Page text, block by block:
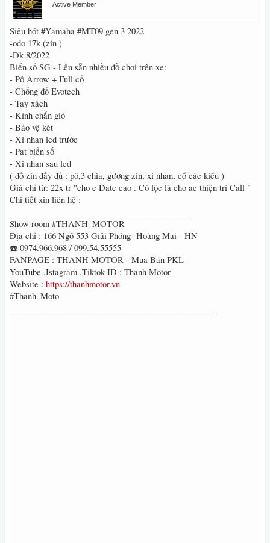
Active Member
Siêu hót #Yamaha #MT09 gen 3 2022
-odo 17k (zin )
-Đk 8/2022
Biển số SG - Lên sẵn nhiều đồ chơi trên xe:
- Pô Arrow + Full cổ
- Chống đổ Evotech
- Tay xách
- Kính chắn gió
- Bảo vệ két
- Xi nhan led trước
- Pat biển số
- Xi nhan sau led
( đồ zin đầy đủ : pô,3 chìa, gương zin, xi nhan, cổ các kiểu )
Giá chỉ từ: 22x tr "cho e Date cao . Có lộc lá cho ae thiện trí Call "
Chi tiết xin liên hệ :
Show room #THANH_MOTOR
Địa chỉ : 166 Ngõ 553 Giải Phóng- Hoàng Mai - HN
☎️ 0974.966.968 / 099.54.55555
FANPAGE : THANH MOTOR - Mua Bán PKL
YouTube ,Istagram ,Tiktok ID : Thanh Motor
Website : https://thanhmotor.vn
#Thanh_Moto